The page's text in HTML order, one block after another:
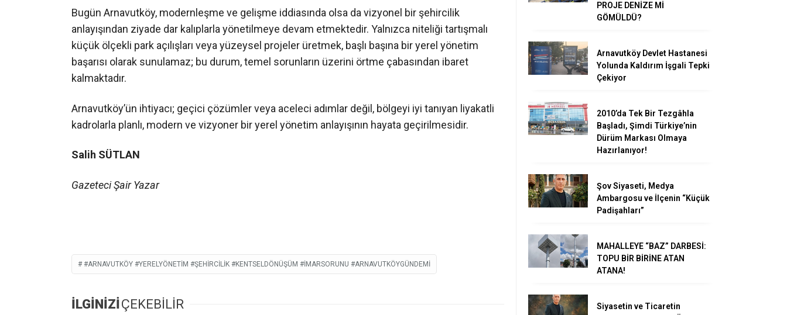
Bugün Arnavutköy, modernleşme ve gelişme iddiasında olsa da vizyonel bir şehircilik
anlayışından ziyade dar kalıplarla yönetilmeye devam etmektedir. Yalnızca niteliği tartışmalı
küçük ölçekli park açılışları veya yüzeysel projeler üretmek, başlı başına bir yerel yönetim
başarısı olarak sunulamaz; bu durum, temel sorunların üzerini örtme çabasından ibaret
kalmaktadır.
Arnavutköy’ün ihtiyacı; geçici çözümler veya aceleci adımlar değil, bölgeyi iyi tanıyan liyakatli
kadrolarla planlı, modern ve vizyoner bir yerel yönetim anlayışının hayata geçirilmesidir.
Salih SÜTLAN
Gazeteci Şair Yazar
#ARNAVUTKÖY #YERELYÖNETIM #ŞEHIRCILIK #KENTSELDÖNÜŞÜM #İMARSORUNU #ARNAVUTKÖYGÜNDEMI
İLGİNİZİ ÇEKEBİLİR
PROJE DENİZE Mİ
GÖMÜLDÜ?
Arnavutköy Devlet Hastanesi
Yolunda Kaldırım İşgali Tepki
Çekiyor
2010’da Tek Bir Tezgâhla
Başladı, Şimdi Türkiye’nin
Dürüm Markası Olmaya
Hazırlanıyor!
Şov Siyaseti, Medya
Ambargosu ve İlçenin “Küçük
Padişahları”
MAHALLEYE “BAZ” DARBESİ:
TOPU BİR BİRİNE ATAN
ATANA!
Siyasetin ve Ticaretin